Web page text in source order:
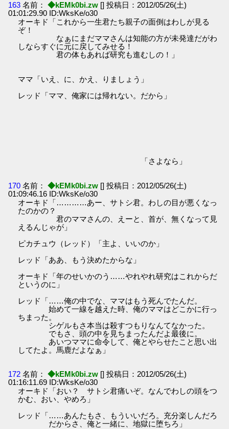
163 名前： ◆kEMk0bi.zw [] 投稿日：2012/05/26(土)
01:01:29.90 ID:WksKe/o30
オーキド「これから一生君たち親子の面倒はわしが見る
ぞ！
なぁにまだママさんは知能の方が未発達だがわ
しならすぐに元に戻してみせる！
君の体もあれば研究も進むしの！」
ママ「いえ、に、かえ、りましょう」
レッド「ママ、俺家には帰れない。だから」
「さよなら」
170 名前： ◆kEMk0bi.zw [] 投稿日：2012/05/26(土)
01:09:46.16 ID:WksKe/o30
オーキド「…………あー、サトシ君。わしの目が悪くなっ
たのかの？
君のママさんの、えーと、首が、無くなって見
えるんじゃが」
ピカチュウ（レッド）「主よ、いいのか」
レッド「ああ、もう決めたからな」
オーキド「年のせいかのう……やれやれ研究はこれからだ
というのに」
レッド「……俺の中でな、ママはもう死んでたんだ。
始めて一線を越えた時、俺のママはどこかに行っ
ちまった。
シゲルもさ本当は殺すつもりなんてなかった。
でもさ、頭の中を見ちまったんだよ最後に。
あいつママに命令して、俺とやらせたこと思い出
してたよ。馬鹿だよなぁ」
172 名前： ◆kEMk0bi.zw [] 投稿日：2012/05/26(土)
01:16:11.69 ID:WksKe/o30
オーキド「おい？ サトシ君痛いぞ。なんでわしの頭をつ
かむ、おい、やめろ」
レッド「……あんたもさ、もういいだろ。充分楽しんだろ
だからさ、俺と一緒に、地獄に堕ちろ」